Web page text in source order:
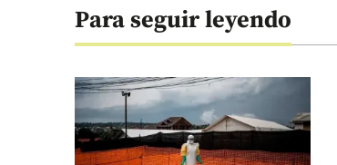
Para seguir leyendo